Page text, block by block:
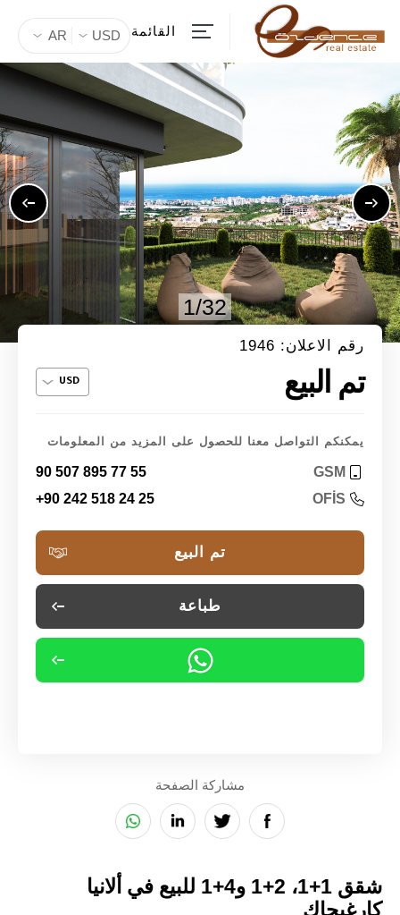
القائمة AR USD
1/32
رقم الاعلان: 1946
تم البيع
يمكنكم التواصل معنا للحصول على المزيد من المعلومات
GSM
90 507 895 77 55
OFİS
+90 242 518 24 25
تم البيع
طباعة
مشاركة الصفحة
شقق 1+1، 2+1 و4+1 للبيع في ألانيا
كارغيجاك